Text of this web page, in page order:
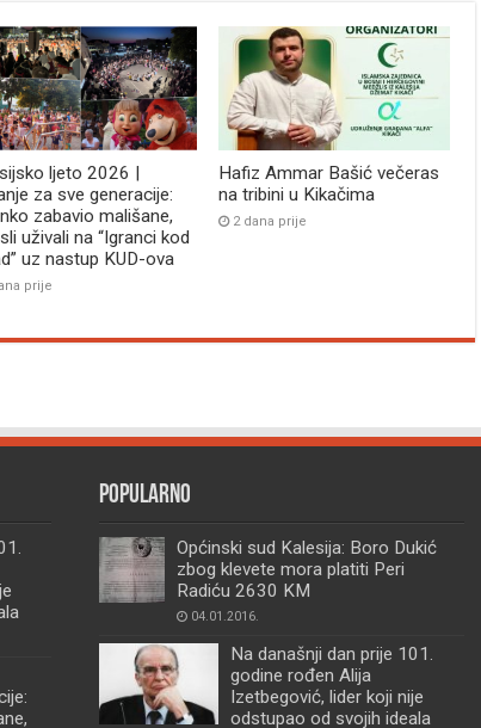
ljeto 2026 |
za sve generacije:
zabavio mališane,
uživali na “Igranci kod
uz nastup KUD-ova
prije
Hafiz Ammar Bašić večeras
na tribini u Kikačima
2 dana prije
Popularno
Općinski sud Kalesija: Boro Dukić
zbog klevete mora platiti Peri
Radiću 2630 KM
04.01.2016.
Na današnji dan prije 101.
godine rođen Alija
Izetbegović, lider koji nije
odstupao od svojih ideala